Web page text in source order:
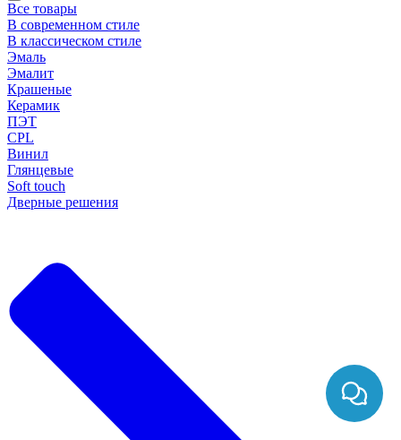
Все товары
В современном стиле
В классическом стиле
Эмаль
Эмалит
Крашеные
Керамик
ПЭТ
CPL
Винил
Глянцевые
Soft touch
Дверные решения